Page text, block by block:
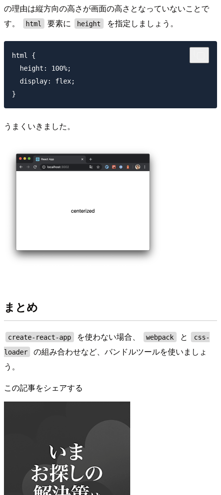
の理由は縦方向の高さが画面の高さとなっていないことで
す。
html 要素に height を指定しましょう。
html {
  height: 100%;
  display: flex;
うまくいきました。
まとめ
create-react-app を使わない場合、 webpack と
css-
loader
の組み合わせなど、バンドルツールを使いましょ
う。
この記事をシェアする